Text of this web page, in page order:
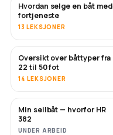
NYTT
Hvordan selge en båt med
fortjeneste
13 LEKSJONER
SNART
Oversikt over båttyper fra
22 til 50 fot
14 LEKSJONER
SNART
Min seilbåt — hvorfor HR
382
UNDER ARBEID